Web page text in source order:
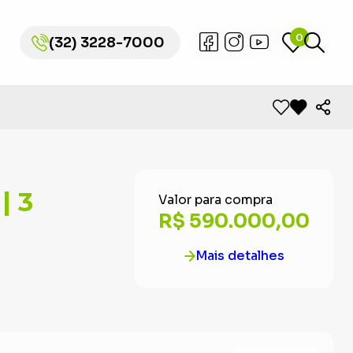
(32) 3228-7000 0
(32) 3228-7000 0
3
Valor para compra
R$ 590.000,00
Mais detalhes